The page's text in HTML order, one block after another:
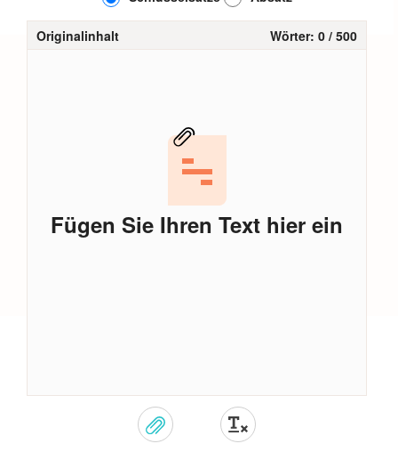
Originalinhalt Wörter: 0 / 500
Fügen Sie Ihren Text hier ein